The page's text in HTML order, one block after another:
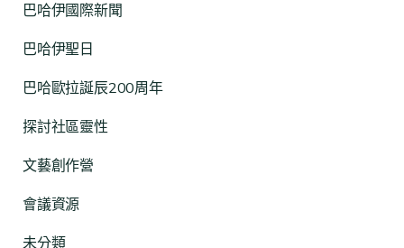
巴哈伊國際新聞
巴哈伊聖日
巴哈歐拉誕辰200周年
探討社區靈性
文藝創作營
會議資源
未分類